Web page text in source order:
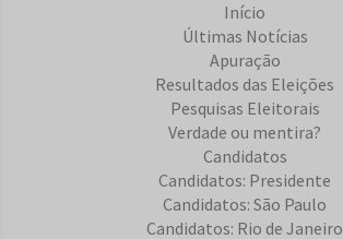
Início
Últimas Notícias
Apuração
Resultados das Eleições
Pesquisas Eleitorais
Verdade ou mentira?
Candidatos
Candidatos: Presidente
Candidatos: São Paulo
Candidatos: Rio de Janeiro